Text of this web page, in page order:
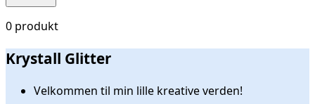
0 produkt
Krystall Glitter
Velkommen til min lille kreative verden!